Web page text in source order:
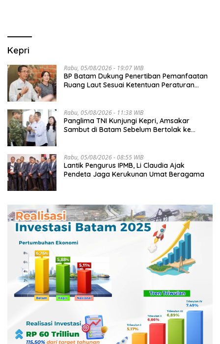
Kepri
Rabu, 05/08/2026 - 19:07 WIB
BP Batam Dukung Penertiban Pemanfaatan
Ruang Laut Sesuai Ketentuan Peraturan
Rabu, 05/08/2026 - 11:38 WIB
Panglima TNI Kunjungi Kepri, Amsakar
Sambut di Batam Sebelum Bertolak ke
Rabu, 05/08/2026 - 08:55 WIB
Lantik Pengurus IPMB, Li Claudia Ajak
Pendeta Jaga Kerukunan Umat Beragama